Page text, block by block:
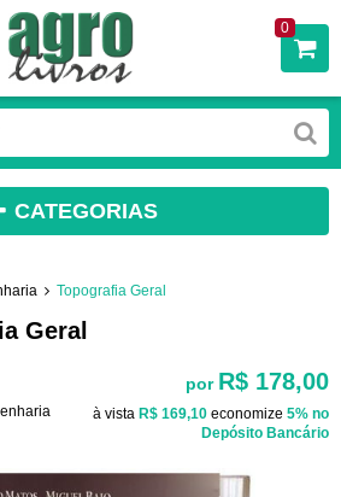
0
CATEGORIAS
Topografia Geral
Geral
por R$ 178,00
à vista R$ 169,10 economize 5% no
Depósito Bancário